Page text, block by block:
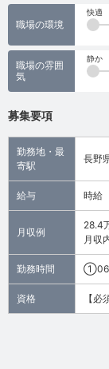
職場の環境
快適
職場の雰囲
気
静か
募集要項
勤務地・最
寄駅
長野
給与 時給
月収例
28.4
月収
勤務時間
資格 【